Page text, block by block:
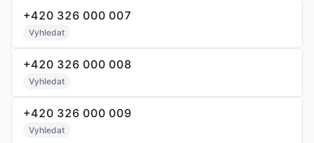
+420 326 000 007
Vyhledat
+420 326 000 008
Vyhledat
+420 326 000 009
Vyhledat